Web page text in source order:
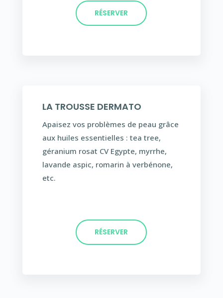
RÉSERVER
LA TROUSSE DERMATO
Apaisez vos problèmes de peau grâce
aux huiles essentielles : tea tree,
géranium rosat CV Egypte, myrrhe,
lavande aspic, romarin à verbénone,
etc.
RÉSERVER